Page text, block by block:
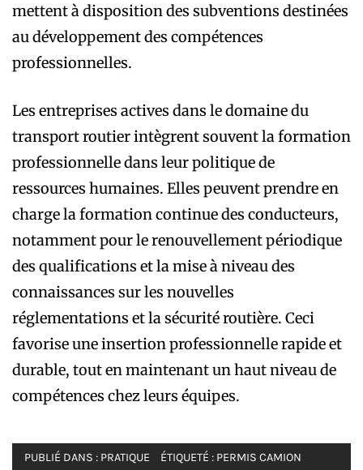
mettent à disposition des subventions destinées
au développement des compétences
professionnelles.
Les entreprises actives dans le domaine du
transport routier intègrent souvent la formation
professionnelle dans leur politique de
ressources humaines. Elles peuvent prendre en
charge la formation continue des conducteurs,
notamment pour le renouvellement périodique
des qualifications et la mise à niveau des
connaissances sur les nouvelles
réglementations et la sécurité routière. Ceci
favorise une insertion professionnelle rapide et
durable, tout en maintenant un haut niveau de
compétences chez leurs équipes.
PUBLIÉ DANS : PRATIQUE ÉTIQUETÉ : PERMIS CAMION